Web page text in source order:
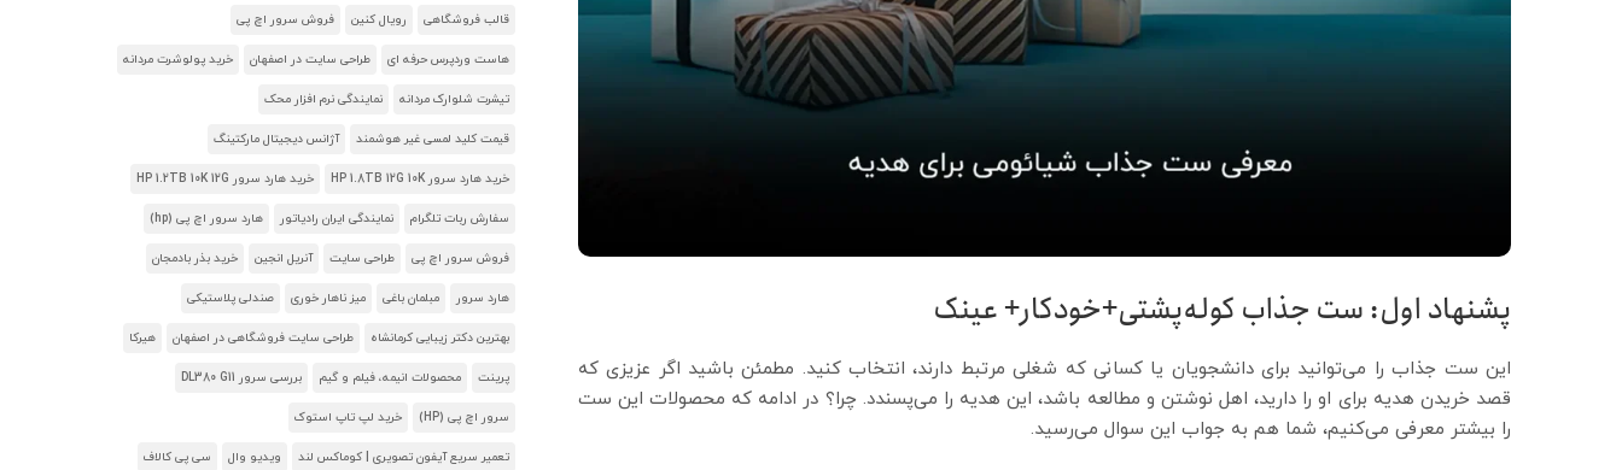
پشنهاد اول: ست جذاب کوله‌پشتی+خودکار+ عینک
این ست جذاب را می‌توانید برای دانشجویان یا کسانی که شغلی مرتبط دارند، انتخاب کنید. مطمئن باشید اگر عزیزی که
قصد خریدن هدیه برای او را دارید، اهل نوشتن و مطالعه باشد، این هدیه را می‌پسندد. چرا؟ در ادامه که محصولات این ست
را بیشتر معرفی می‌کنیم، شما هم به جواب این سوال می‌رسید.
قالب فروشگاهی رویال کنین فروش سرور اچ پی
هاست وردپرس حرفه ای طراحی سایت در اصفهان خرید پولوشرت مردانه
تیشرت شلوارک مردانه نمایندگی نرم افزار محک
قیمت کلید لمسی غیر هوشمند آژانس دیجیتال مارکتینگ
خرید هارد سرور HP 1.8TB 12G 10K خرید هارد سرور HP 1.2TB 10K 12G
سفارش ربات تلگرام نمایندگی ایران رادیاتور هارد سرور اچ پی (hp)
فروش سرور اچ پی طراحی سایت آنریل انجین خرید بذر بادمجان
هارد سرور مبلمان باغی میز ناهار خوری صندلی پلاستیکی
بهترین دکتر زیبایی کرمانشاه طراحی سایت فروشگاهی در اصفهان هیرکا
پرینت محصولات انیمه، فیلم و گیم بررسی سرور DL380 G11
سرور اچ پی (HP) خرید لپ تاپ استوک
تعمیر سریع آیفون تصویری | کوماکس لند ویدیو وال سی پی کالاف